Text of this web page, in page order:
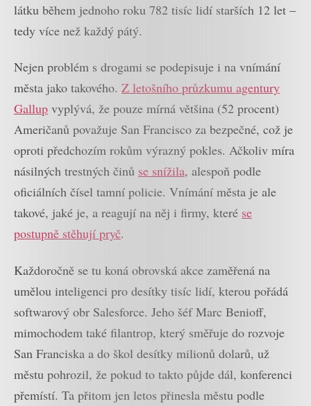
látku během jednoho roku 782 tisíc lidí starších 12 let –
tedy více než každý pátý.
Nejen problém s drogami se podepisuje i na vnímání
města jako takového. Z letošního průzkumu agentury
Gallup vyplývá, že pouze mírná většina (52 procent)
Američanů považuje San Francisco za bezpečné, což je
oproti předchozím rokům výrazný pokles. Ačkoliv míra
násilných trestných činů se snížila, alespoň podle
oficiálních čísel tamní policie. Vnímání města je ale
takové, jaké je, a reagují na něj i firmy, které se
postupně stěhují pryč.
Každoročně se tu koná obrovská akce zaměřená na
umělou inteligenci pro desítky tisíc lidí, kterou pořádá
softwarový obr Salesforce. Jeho šéf Marc Benioff,
mimochodem také filantrop, který směřuje do rozvoje
San Franciska a do škol desítky milionů dolarů, už
městu pohrozil, že pokud to takto půjde dál, konferenci
přemístí. Ta přitom jen letos přinesla městu podle